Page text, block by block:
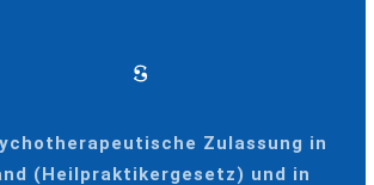
Zulassung in
(Heilpraktikergesetz) und in